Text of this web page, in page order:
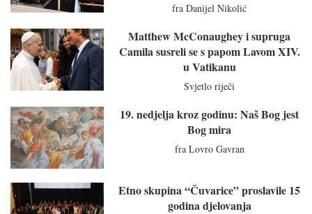
fra Danijel Nikolić
Matthew McConaughey i supruga
Camila susreli se s papom Lavom XIV.
u Vatikanu
Svjetlo riječi
19. nedjelja kroz godinu: Naš Bog jest
Bog mira
fra Lovro Gavran
Etno skupina “Čuvarice” proslavile 15
godina djelovanja